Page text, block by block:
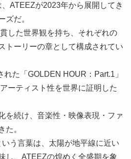
、ATEEZが2023年から展開してき
ズだ。
した世界観を持ち、それぞれの
トーリーの章として構成されてい
た「GOLDEN HOUR：Part.1」
ーティスト性を世界に証明した
を続け、音楽性・映像表現・ファ
た。
いう言葉は、太陽が地平線に近い
し、ATEEZの煌めく全盛期を象